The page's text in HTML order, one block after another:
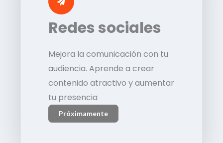
Redes sociales
Mejora la comunicación con tu
audiencia. Aprende a crear
contenido atractivo y aumentar
tu presencia
Próximamente